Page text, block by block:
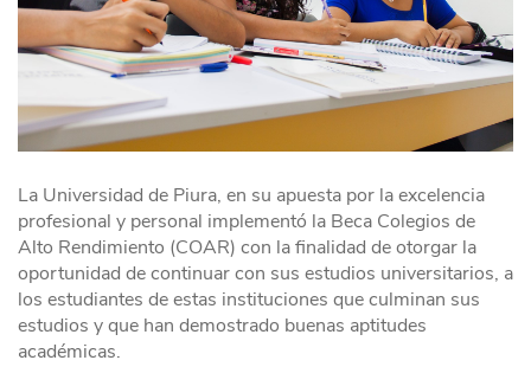
La Universidad de Piura, en su apuesta por la excelencia
profesional y personal implementó la Beca Colegios de
Alto Rendimiento (COAR) con la finalidad de otorgar la
oportunidad de continuar con sus estudios universitarios, a
los estudiantes de estas instituciones que culminan sus
estudios y que han demostrado buenas aptitudes
académicas.